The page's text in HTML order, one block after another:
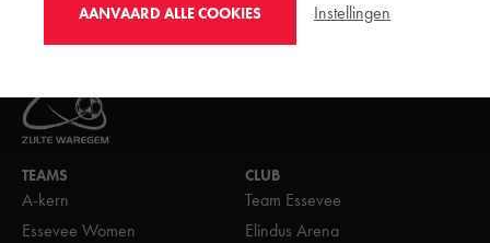
TEAMS
A-kern
Essevee Women
CLUB
Team Essevee
Elindus Arena
AANVAARD ALLE COOKIES Instellingen